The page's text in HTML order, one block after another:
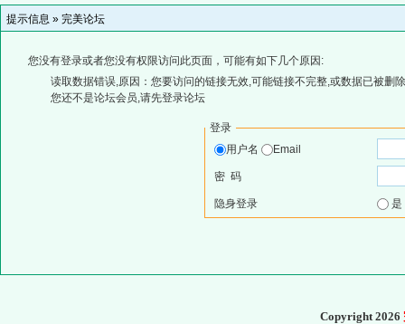
提示信息 » 完美论坛
您没有登录或者您没有权限访问此页面，可能有如下几个原因:
读取数据错误,原因：您要访问的链接无效,可能链接不完整,或数据已被删
您还不是论坛会员,请先登录论坛
登录
用户名
Email
密 码
隐身登录
Copyright 2026